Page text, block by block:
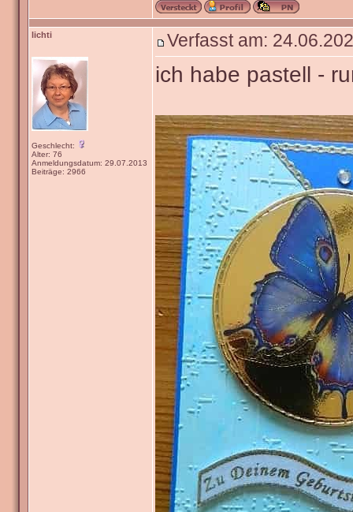
lichti
Geschlecht:
Alter: 76
Anmeldungsdatum: 29.07.2013
Beiträge: 2966
Verfasst am:
ich habe pastell -